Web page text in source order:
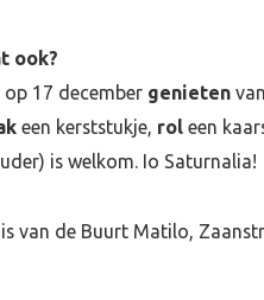
ook?
17 december genieten
een kerststukje, roleen
is welkom. Io Saturnalia!
van de Buurt Matilo,